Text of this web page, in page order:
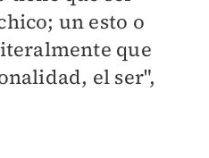
un esto o
que
el ser",